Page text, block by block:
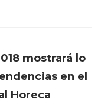
mostrará lo
en el
Horeca